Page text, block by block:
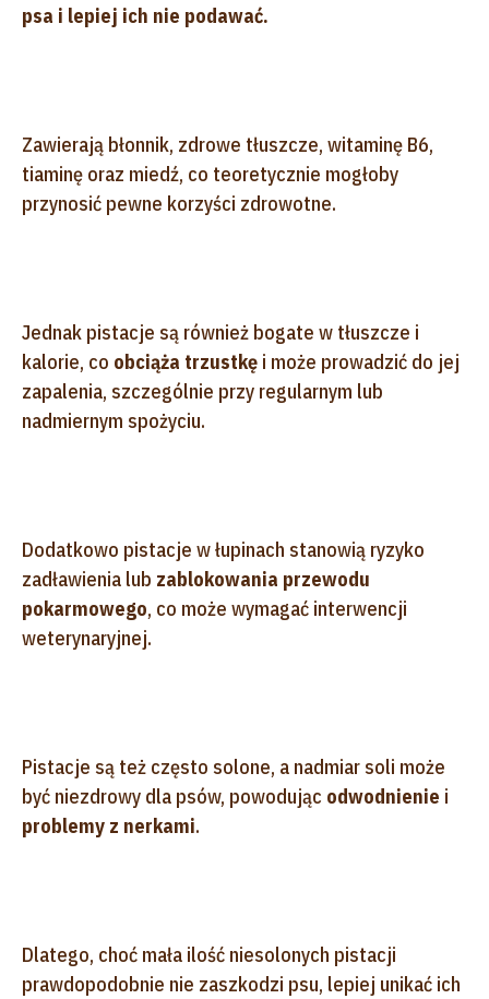
psa i lepiej ich nie podawać.
Zawierają błonnik, zdrowe tłuszcze, witaminę B6,
tiaminę oraz miedź, co teoretycznie mogłoby
przynosić pewne korzyści zdrowotne.
Jednak pistacje są również bogate w tłuszcze i
kalorie, co obciąża trzustkę i może prowadzić do jej
zapalenia, szczególnie przy regularnym lub
nadmiernym spożyciu.
Dodatkowo pistacje w łupinach stanowią ryzyko
zadławienia lub zablokowania przewodu
pokarmowego, co może wymagać interwencji
weterynaryjnej.
Pistacje są też często solone, a nadmiar soli może
być niezdrowy dla psów, powodując odwodnienie i
problemy z nerkami.
Dlatego, choć mała ilość niesolonych pistacji
prawdopodobnie nie zaszkodzi psu, lepiej unikać ich